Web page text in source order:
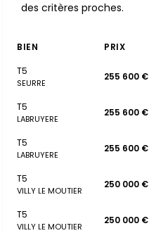
des critères proches.
BIEN PRIX
T5
SEURRE
255 600 €
T5
LABRUYERE
255 600 €
T5
LABRUYERE
255 600 €
T5
VILLY LE MOUTIER
250 000 €
T5
VILLY LE MOUTIER
250 000 €